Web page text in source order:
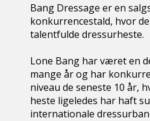
Bang Dressage er en
konkurrencestald, hvor
talentfulde dressurheste.
Lone Bang har været en
mange år og har
niveau de seneste 10 år,
heste ligeledes har haft
internationale